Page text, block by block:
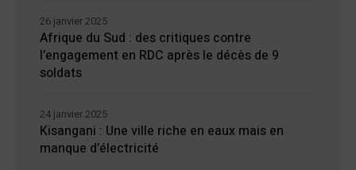
Afrique du Sud : des critiques contre
l’engagement en RDC après le décès de 9
soldats
26 janvier 2025
Kisangani : Une ville riche en eaux mais en
manque d’électricité
24 janvier 2025